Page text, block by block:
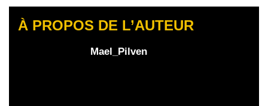
À PROPOS DE L’AUTEUR
Mael_Pilven